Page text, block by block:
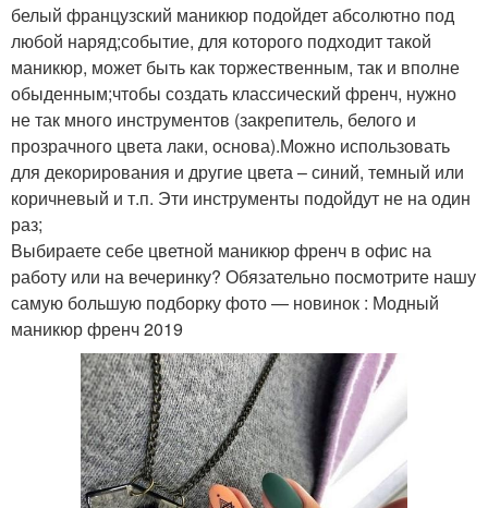
белый французский маникюр подойдет абсолютно под
любой наряд;событие, для которого подходит такой
маникюр, может быть как торжественным, так и вполне
обыденным;чтобы создать классический френч, нужно
не так много инструментов (закрепитель, белого и
прозрачного цвета лаки, основа).Можно использовать
для декорирования и другие цвета – синий, темный или
коричневый и т.п. Эти инструменты подойдут не на один
раз;
Выбираете себе цветной маникюр френч в офис на
работу или на вечеринку? Обязательно посмотрите нашу
самую большую подборку фото — новинок : Модный
маникюр френч 2019